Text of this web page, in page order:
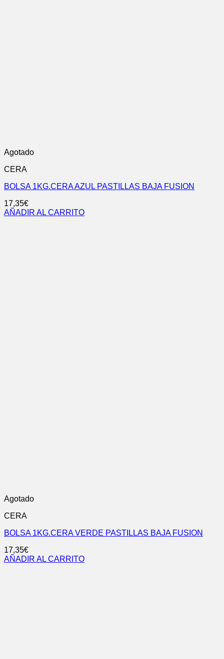
Agotado
CERA
BOLSA 1KG.CERA AZUL PASTILLAS BAJA FUSION
17,35€
AÑADIR AL CARRITO
Agotado
CERA
BOLSA 1KG.CERA VERDE PASTILLAS BAJA FUSION
17,35€
AÑADIR AL CARRITO